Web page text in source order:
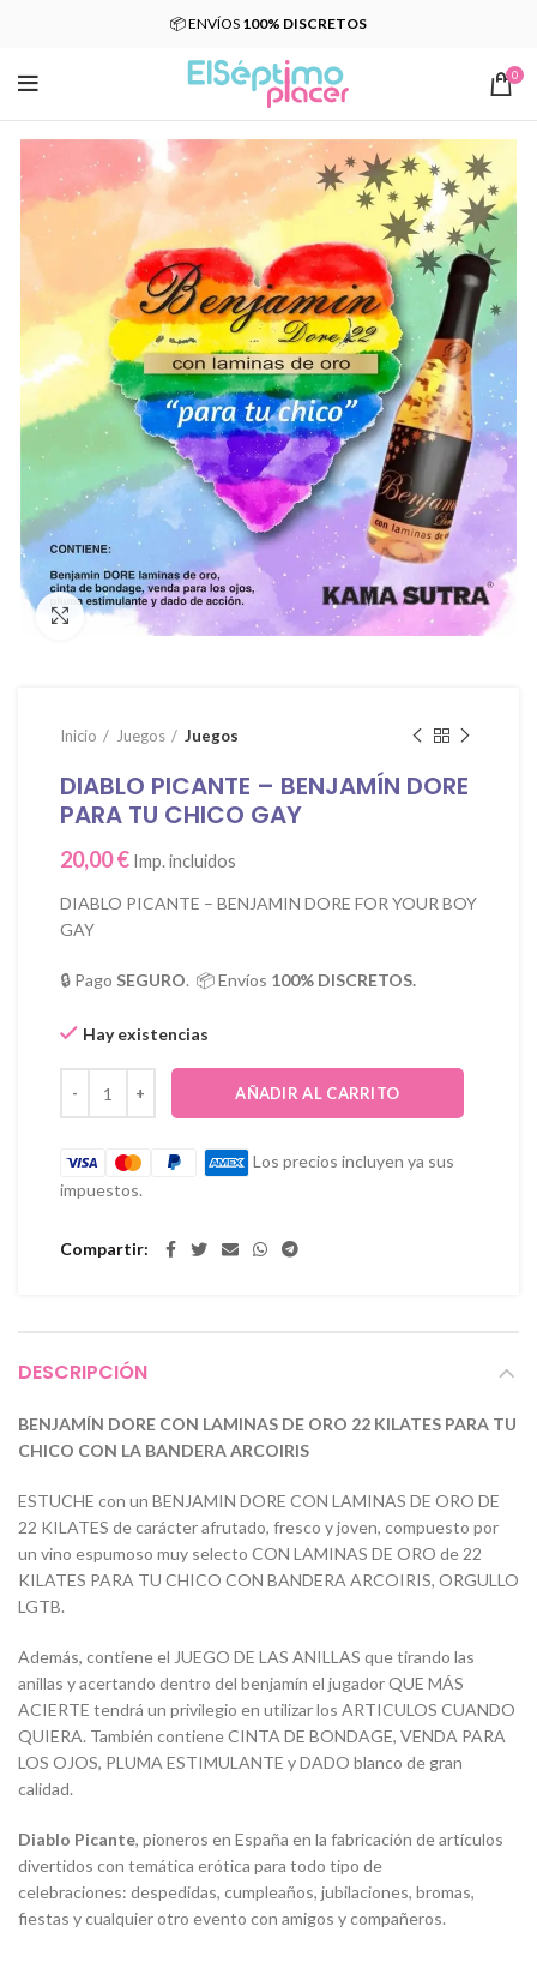
📦 ENVÍOS 100% DISCRETOS
0
Click para agrandar
Inicio Juegos Juegos
DIABLO PICANTE – BENJAMÍN DORE
PARA TU CHICO GAY
20,00€ Imp. incluidos
DIABLO PICANTE – BENJAMIN DORE FOR YOUR BOY
GAY
🔒 Pago SEGURO. 📦 Envíos 100% DISCRETOS.
Hay existencias
AÑADIR AL CARRITO
Los precios incluyen ya sus
impuestos.
Compartir
DESCRIPCIÓN
BENJAMÍN DORE CON LAMINAS DE ORO 22 KILATES PARA TU
CHICO CON LA BANDERA ARCOIRIS
ESTUCHE con un BENJAMIN DORE CON LAMINAS DE ORO DE
22 KILATES de carácter afrutado, fresco y joven, compuesto por
un vino espumoso muy selecto CON LAMINAS DE ORO de 22
KILATES PARA TU CHICO CON BANDERA ARCOIRIS, ORGULLO
LGTB.
Además, contiene el JUEGO DE LAS ANILLAS que tirando las
anillas y acertando dentro del benjamín el jugador QUE MÁS
ACIERTE tendrá un privilegio en utilizar los ARTICULOS CUANDO
QUIERA. También contiene CINTA DE BONDAGE, VENDA PARA
LOS OJOS, PLUMA ESTIMULANTE y DADO blanco de gran
calidad.
Diablo Picante, pioneros en España en la fabricación de artículos
divertidos con temática erótica para todo tipo de
celebraciones: despedidas, cumpleaños, jubilaciones, bromas,
fiestas y cualquier otro evento con amigos y compañeros.